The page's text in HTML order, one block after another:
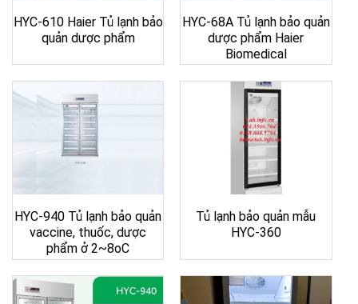
HYC-610 Haier Tủ lạnh bảo
quản dược phẩm
HYC-68A Tủ lạnh bảo quản
dược phẩm Haier
Biomedical
HYC-940 Tủ lạnh bảo quản
vaccine, thuốc, dược
phẩm ở 2~8oC
Tủ lạnh bảo quản mẫu
HYC-360